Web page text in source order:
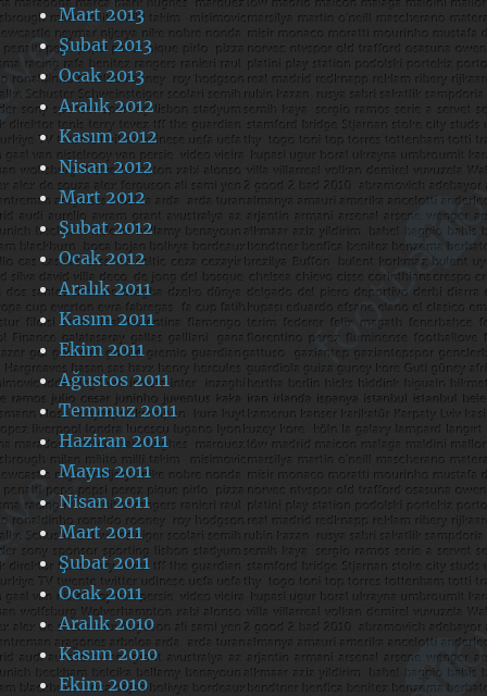
Mart 2013
Şubat 2013
Ocak 2013
Aralık 2012
Kasım 2012
Nisan 2012
Mart 2012
Şubat 2012
Ocak 2012
Aralık 2011
Kasım 2011
Ekim 2011
Ağustos 2011
Temmuz 2011
Haziran 2011
Mayıs 2011
Nisan 2011
Mart 2011
Şubat 2011
Ocak 2011
Aralık 2010
Kasım 2010
Ekim 2010